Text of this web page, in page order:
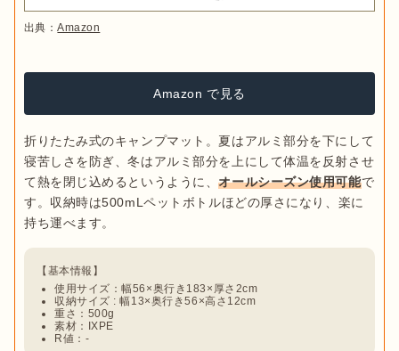
出典：Amazon
Amazon で見る
折りたたみ式のキャンプマット。夏はアルミ部分を下にして
寝苦しさを防ぎ、冬はアルミ部分を上にして体温を反射させ
て熱を閉じ込めるというように、オールシーズン使用可能で
す。収納時は500mLペットボトルほどの厚さになり、楽に
使用サイズ：幅56×奥行き183×厚さ2cm
収納サイズ : 幅13×奥行き56×高さ12cm
重さ：500g
素材：IXPE
R値：-